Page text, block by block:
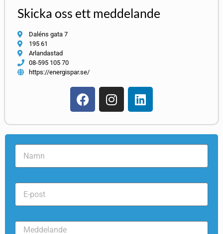
Skicka oss ett meddelande
Daléns gata 7
195 61
Arlandastad
08-595 105 70
https://energispar.se/